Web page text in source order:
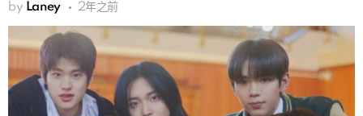
by Laney 2年之前